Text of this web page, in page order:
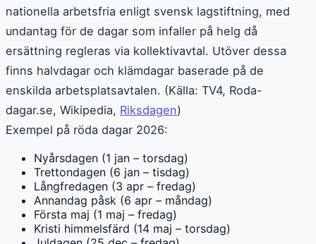
nationella arbetsfria enligt svensk lagstiftning, med
undantag för de dagar som infaller på helg då
ersättning regleras via kollektivavtal. Utöver dessa
finns halvdagar och klämdagar baserade på de
enskilda arbetsplatsavtalen. (Källa: TV4, Roda-
dagar.se, Wikipedia, Riksdagen)
Exempel på röda dagar 2026:
Nyårsdagen (1 jan – torsdag)
Trettondagen (6 jan – tisdag)
Långfredagen (3 apr – fredag)
Annandag påsk (6 apr – måndag)
Första maj (1 maj – fredag)
Kristi himmelsfärd (14 maj – torsdag)